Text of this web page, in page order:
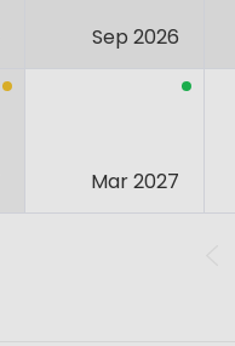
Sep 2026
Mar 2027